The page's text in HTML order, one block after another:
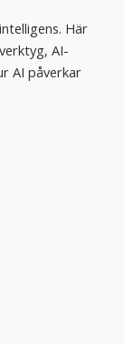
Här
AI-
AI påverkar